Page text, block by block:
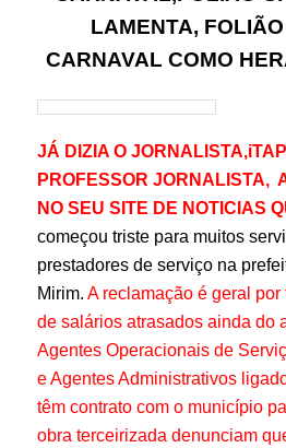
LAMENTA,
CARNAVAL COMO
JÁ DIZIA O
PROFESSOR JORNALISTA,
NO SEU SITE DE NOTICIAS
começou triste para muitos
prestadores de serviço na
Mirim.A reclamação é geral
de salários atrasados ainda do
Agentes Operacionais de
e Agentes Administrativos
têm contrato com o município
obra terceirizada denunciam